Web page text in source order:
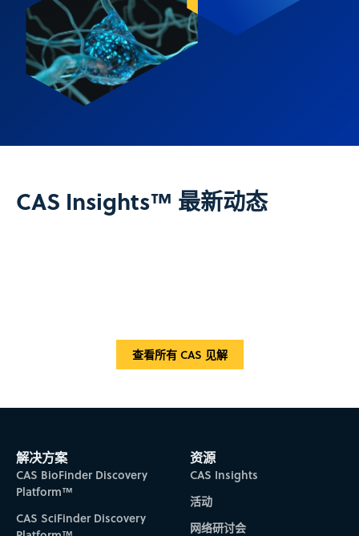
CAS Insights™ 最新动态
查看所有 CAS 见解
解决方案
CAS BioFinder Discovery
Platform™
CAS SciFinder Discovery
资源
CAS Insights
活动
网络研讨会